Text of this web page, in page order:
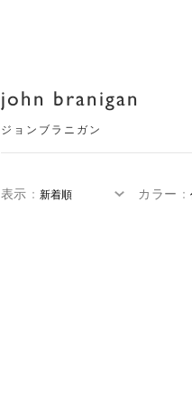
john branigan
ジョンブラニガン
表示 ： カラー ：